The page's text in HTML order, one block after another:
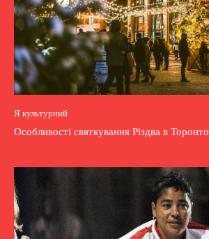
Я культурний
Особливості святкування Різдва в Торонто